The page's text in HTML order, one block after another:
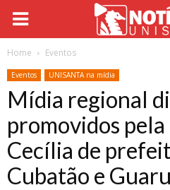
Home Eventos
Eventos UNISANTA na mídia
Mídia regional
promovidos
Cecília de
Cubatão e